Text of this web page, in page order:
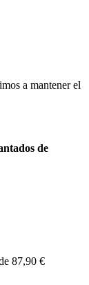
a mantener el
de
87,90 €